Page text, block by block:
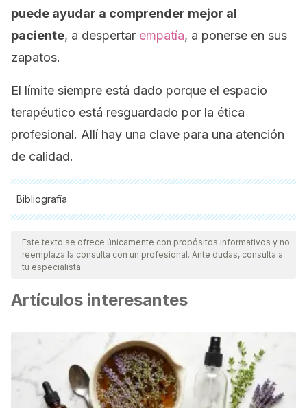
puede ayudar a comprender mejor al
paciente, a despertar empatía, a ponerse en sus
zapatos.
El límite siempre está dado porque el espacio
terapéutico está resguardado por la ética
profesional. Allí hay una clave para una atención
de calidad.
Bibliografía
Todas las fuentes citadas fueron revisadas a profundidad por
nuestro equipo, para asegurar su calidad, confiabilidad,
vigencia y validez.La bibliografía de este artículo fue
científica.
Bustos Arcón, Viana Ángela. (2016). DESEO DEL ANALISTA,
LA TRANSFERENCIA Y LA INTERPRETACIÓN! UNA
PERSPECTIVA ANALÍTICA.Psicología desde el
33 (1), 97-
112. https://doi.org/10.14482/psdc.33.1.8060
Este texto se ofrece únicamente con propósitos informativos y no
reemplaza la consulta con un profesional. Ante dudas, consulta a
tu especialista.
Artículos interesantes